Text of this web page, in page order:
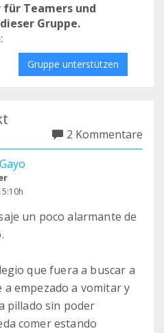
Teamers und
Gruppe.
Gruppe unterstützen
2 Kommentare
un poco alarmante de
que fuera a buscar a
empezado a vomitar y
pillado sin poder
comer estando